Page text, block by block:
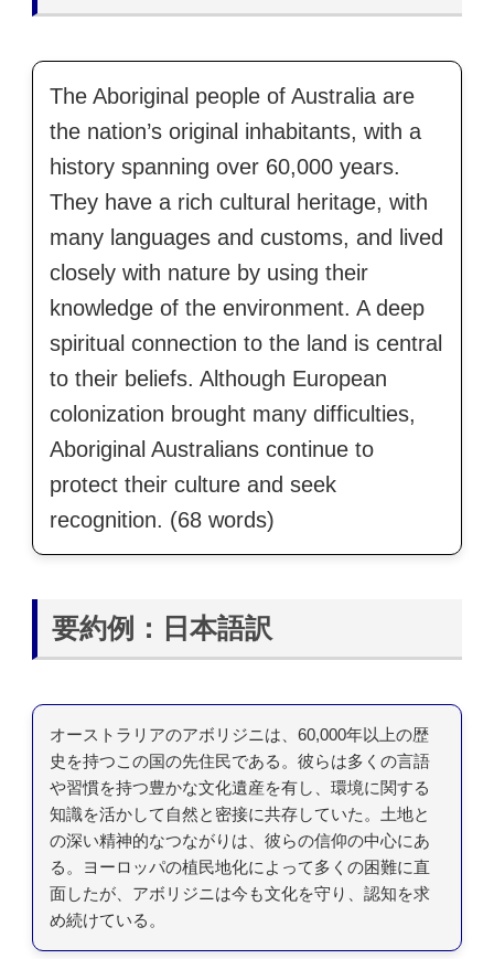
The Aboriginal people of Australia are
the nation’s original inhabitants, with a
history spanning over 60,000 years.
They have a rich cultural heritage, with
many languages and customs, and lived
closely with nature by using their
knowledge of the environment. A deep
spiritual connection to the land is central
to their beliefs. Although European
colonization brought many difficulties,
Aboriginal Australians continue to
protect their culture and seek
recognition. (68 words)
要約例：日本語訳
オーストラリアのアボリジニは、60,000年以上の歴
史を持つこの国の先住民である。彼らは多くの言語
や習慣を持つ豊かな文化遺産を有し、環境に関する
知識を活かして自然と密接に共存していた。土地と
の深い精神的なつながりは、彼らの信仰の中心にあ
る。ヨーロッパの植民地化によって多くの困難に直
面したが、アボリジニは今も文化を守り、認知を求
め続けている。